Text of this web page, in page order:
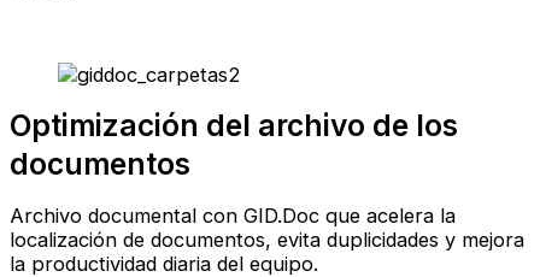
Optimización del archivo de los
documentos
Archivo documental con GID.Doc que acelera la
localización de documentos, evita duplicidades y mejora
la productividad diaria del equipo.